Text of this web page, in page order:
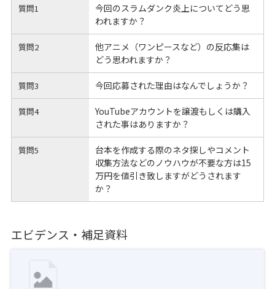
質問1
今回のスラムダンク炎上についてどう思
われますか？
質問2
他アニメ（ワンピースなど）の反応集は
どう思われますか？
質問3 今回応募された理由はなんでしょうか？
質問4
YouTubeアカウントを譲渡もしくは購入
された事はありますか？
質問5
台本を作成する際のネタ探しやコメント
収集方法などのノウハウが不要な方は15
万円を値引き致しますがどうされます
か？
エビデンス・補足資料